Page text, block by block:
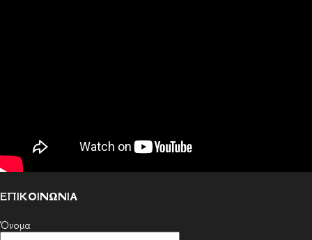
ΕΠΙΚΟΙΝΩΝΙΑ
Όνομα